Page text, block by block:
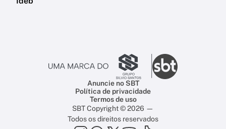
Anuncie no SBT
Política de privacidade
Termos de uso
SBT Copyright © 2026 —
Todos os direitos reservados